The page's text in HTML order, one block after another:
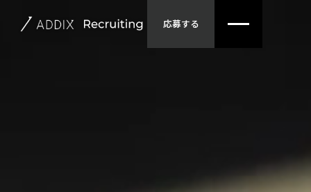
応募する